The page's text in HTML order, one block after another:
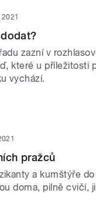
zazní v
které u příležitosti
vychází.
pražců
a kumštýře
doma, pilně cvičí,